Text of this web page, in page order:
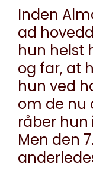
Inden
ad
hun helst
og far, at
hun ved
om de nu
råber hun
Men den